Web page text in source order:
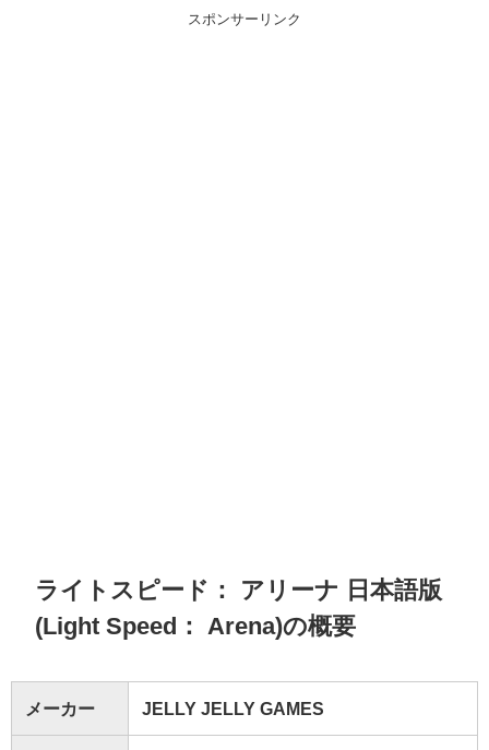
スポンサーリンク
ライトスピード： アリーナ 日本語版
(Light Speed： Arena)の概要
メーカー JELLY JELLY GAMES